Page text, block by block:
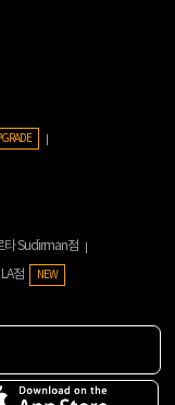
타 Sudirman점
점 NEW